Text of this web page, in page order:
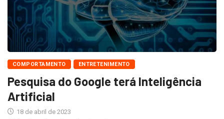
COMPORTAMENTO ENTRETENIMENTO
Pesquisa do Google terá Inteligência
Artificial
18 de abril de 2023